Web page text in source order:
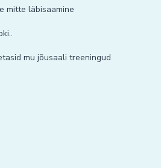
mitte läbisaamine
mu jõusaali treeningud